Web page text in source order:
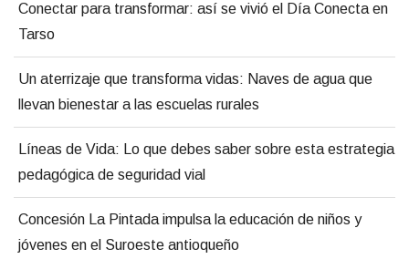
Conectar para transformar: así se vivió el Día Conecta en
Tarso
Un aterrizaje que transforma vidas: Naves de agua que
llevan bienestar a las escuelas rurales
Líneas de Vida: Lo que debes saber sobre esta estrategia
pedagógica de seguridad vial
Concesión La Pintada impulsa la educación de niños y
jóvenes en el Suroeste antioqueño